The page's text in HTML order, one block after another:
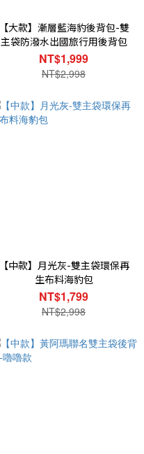
【大款】漸層藍海豹後背包-雙
主袋防潑水出國旅行用後背包
NT$1,999
NT$2,998
【中款】月光灰-雙主袋環保再
生布料海豹包
NT$1,799
NT$2,998